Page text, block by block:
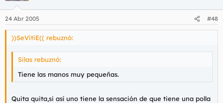
24 Abr 2005 #48
))SeVitiE(( rebuznó:
Silas rebuznó:
Tiene las manos muy pequeñas.
Quita quita,si así uno tiene la sensación de que tiene una polla